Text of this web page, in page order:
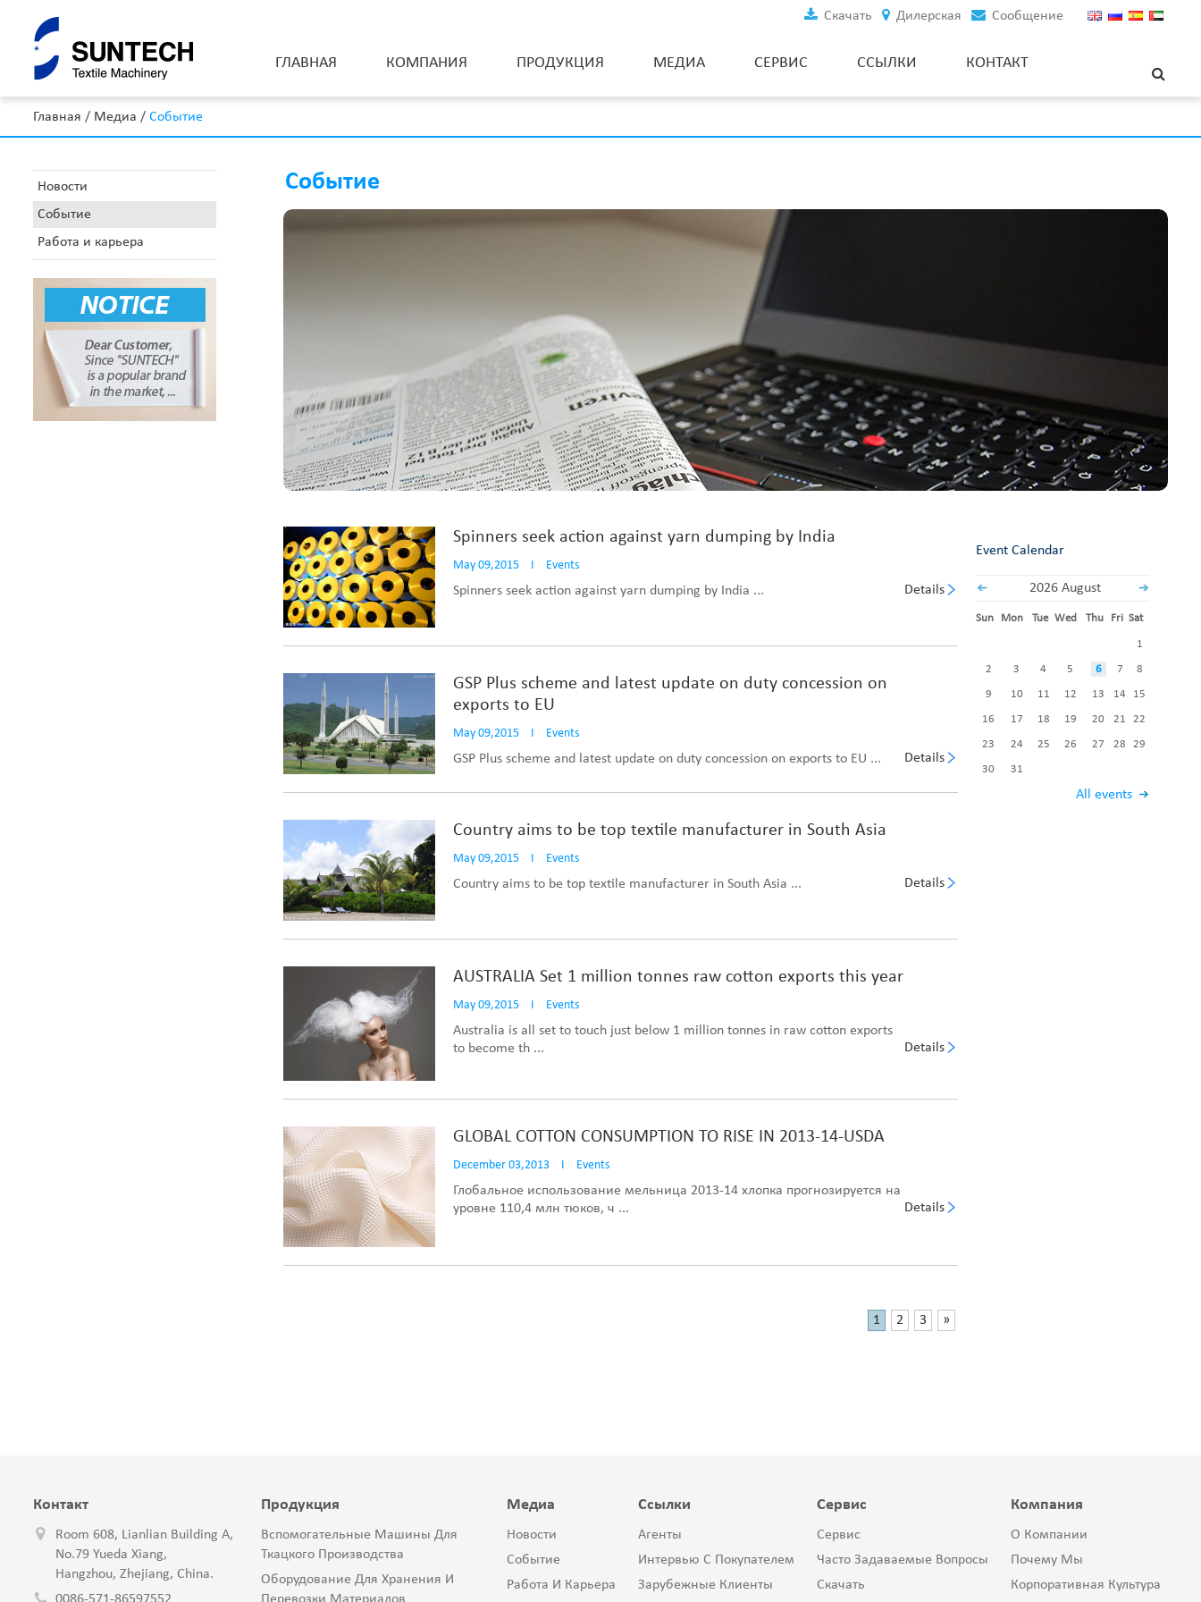
Скачать Дилерская Сообщение
ГЛАВНАЯ КОМПАНИЯ ПРОДУКЦИЯ
Вспомогательные машины для ткацкого
Дозаторы подъемных машин
Перемоточная машина
машины дозирования ткани
Машина расслабления ткани
Автоматическая упаковочная машина
Автоматическое оборудование сшивания трубчатой ткани
Машина переворачивания трубчатой ткани
Машина для резки образцов ткани
Маска машинная
Оборудование для хранения и перевозки
Моторизованные тележки для перевозки навоев
Аксессуары и запасные части
Контроллер мотора
дисплей состояния зарядки батареи
Ручка управления для тележки с поддоном и электрического
укладчика
МЕДИА СЕРВИС ССЫЛКИ КОНТАКТ
Главная / Медиа / Событие
Новости
Событие
Работа и карьера
Событие
Spinners seek action against yarn dumping by India
May 09,2015 I Events
Spinners seek action against yarn dumping by India ... Details
GSP Plus scheme and latest update on duty concession on
exports to EU
May 09,2015 I Events
GSP Plus scheme and latest update on duty concession on exports to EU ... Details
Country aims to be top textile manufacturer in South Asia
May 09,2015 I Events
Country aims to be top textile manufacturer in South Asia ... Details
AUSTRALIA Set 1 million tonnes raw cotton exports this year
May 09,2015 Events
Australia is all set to touch just below 1 million tonnes in raw cotton exports
to become th ...
Details
GLOBAL COTTON CONSUMPTION TO RISE IN 2013-14-USDA
December 03,2013 I Events
Глобальное использование мельница 2013-14 хлопка прогнозируется на
уровне 110,4 млн тюков, ч ...
Details
1 2 3 »
Event Calendar
2026 August
All events
Sun Mon Tue Wed Thu Fri Sat
1
2 3 4 5 6 7 8
9 10 11 12 13 14 15
16 17 18 19 20 21 22
23 24 25 26 27 28 29
30 31
Контакт
Room 608, Lianlian Building A,
No.79 Yueda Xiang,
Hangzhou, Zhejiang, China.
0086-571-86597552
Продукция
Вспомогательные Машины Для
Ткацкого Производства
Оборудование Для Хранения И
Перевозки Материалов
Медиа
Новости
Событие
Работа И Карьера
Ссылки
Агенты
Интервью С Покупателем
Зарубежные Клиенты
Сервис
Сервис
Часто Задаваемые Вопросы
Скачать
Компания
О Компании
Почему Мы
Корпоративная Культура